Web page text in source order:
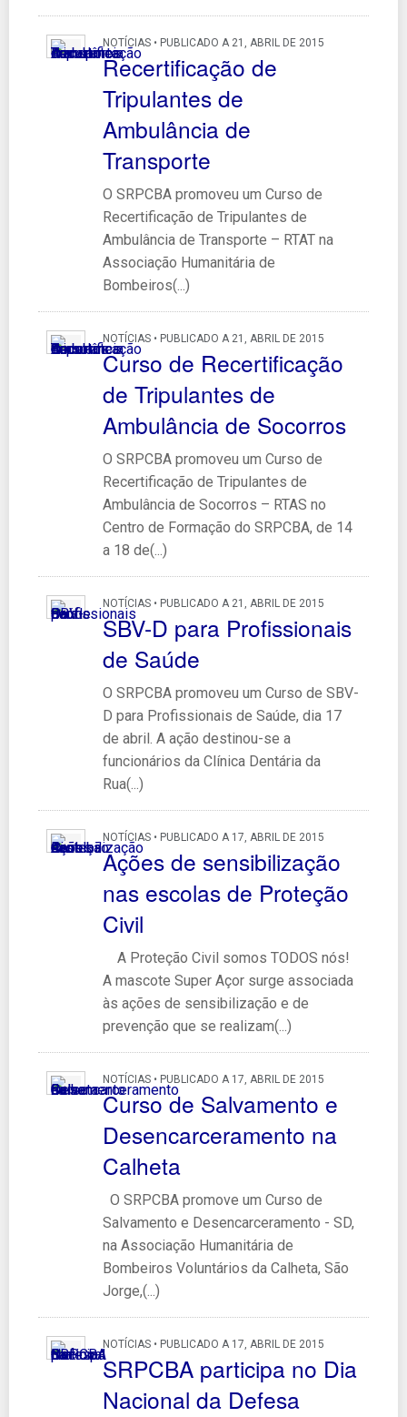
NOTÍCIAS • PUBLICADO A 21, ABRIL DE 2015
Recertificação de
Tripulantes de
Ambulância de
Transporte
O SRPCBA promoveu um Curso de
Recertificação de Tripulantes de
Ambulância de Transporte – RTAT na
Associação Humanitária de
Bombeiros(...)
NOTÍCIAS • PUBLICADO A 21, ABRIL DE 2015
Curso de Recertificação
de Tripulantes de
Ambulância de Socorros
O SRPCBA promoveu um Curso de
Recertificação de Tripulantes de
Ambulância de Socorros – RTAS no
Centro de Formação do SRPCBA, de 14
a 18 de(...)
NOTÍCIAS • PUBLICADO A 21, ABRIL DE 2015
SBV-D para Profissionais
de Saúde
O SRPCBA promoveu um Curso de SBV-
D para Profissionais de Saúde, dia 17
de abril. A ação destinou-se a
funcionários da Clínica Dentária da
Rua(...)
NOTÍCIAS • PUBLICADO A 17, ABRIL DE 2015
Ações de sensibilização
nas escolas de Proteção
Civil
A Proteção Civil somos TODOS nós!
A mascote Super Açor surge associada
às ações de sensibilização e de
prevenção que se realizam(...)
NOTÍCIAS • PUBLICADO A 17, ABRIL DE 2015
Curso de Salvamento e
Desencarceramento na
Calheta
O SRPCBA promove um Curso de
Salvamento e Desencarceramento - SD,
na Associação Humanitária de
Bombeiros Voluntários da Calheta, São
Jorge,(...)
NOTÍCIAS • PUBLICADO A 17, ABRIL DE 2015
SRPCBA participa no Dia
Nacional da Defesa